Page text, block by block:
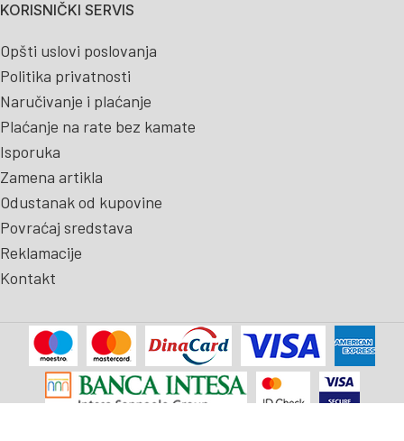
KORISNIČKI SERVIS
Opšti uslovi poslovanja
Politika privatnosti
Naručivanje i plaćanje
Plaćanje na rate bez kamate
Isporuka
Zamena artikla
Odustanak od kupovine
Povraćaj sredstava
Reklamacije
Kontakt